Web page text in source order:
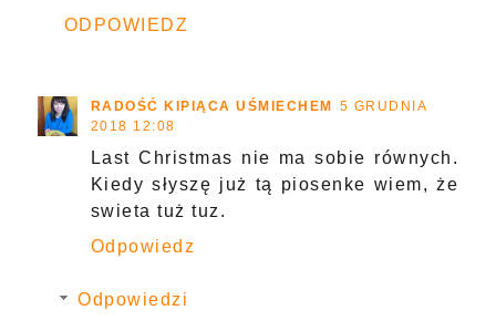
ODPOWIEDZ
RADOŚĆ KIPIĄCA UŚMIECHEM
5 GRUDNIA
2018 12:08
Last Christmas nie ma sobie równych.
Kiedy słyszę już tą piosenke wiem, że
swieta tuż tuz.
Odpowiedz
Odpowiedzi